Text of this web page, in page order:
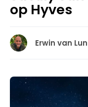
op Hyves
Erwin van Lun